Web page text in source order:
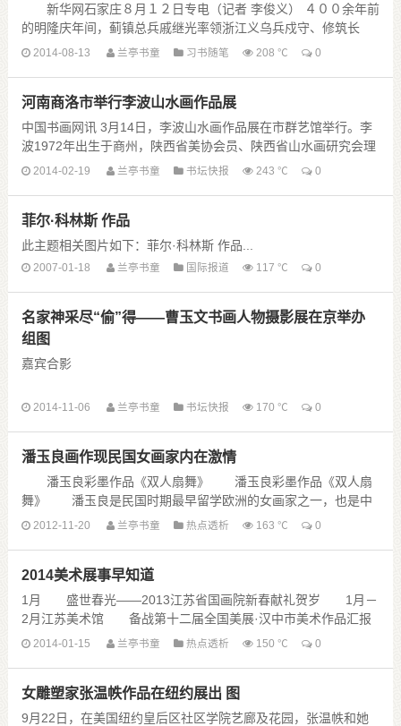
了。简化字比繁体字好学吗？简化字书法的艺术性不如繁体字
吗？繁简字不能共存吗？等等， ......
新华网石家庄８月１２日专电（记者 李俊义） ４００余年前
的明隆庆年间，蓟镇总兵戚继光率领浙江义乌兵戍守、修筑长
城，义乌兵后裔在长城沿线扎根繁衍；长城成为亲情的纽带，河
2014-08-13 兰亭书童 习书随笔 208 ℃ 0
河南商洛市举行李波山水画作品展
中国书画网讯 3月14日，李波山水画作品展在市群艺馆举行。李
波1972年出生于商州，陕西省美协会员、陕西省山水画研究会理
事，1993年毕业于西安美术学院，现就职于西安建筑科技大学艺
2014-02-19 兰亭书童 书坛快报 243 ℃ 0
菲尔·科林斯 作品
此主题相关图片如下：菲尔·科林斯 作品...
2007-01-18 兰亭书童 国际报道 117 ℃ 0
名家神采尽“偷”得——曹玉文书画人物摄影展在京举办
组图
嘉宾合影
开幕式现场
作品点评会现场
11月4日， “丹青影?玉文镜头里的书画人物”摄影展，在燕京书画
艺术馆举行，展出了曹玉文拍摄的84幅肖像作品，包括黄永玉、
2014-11-06 兰亭书童 书坛快报 170 ℃ 0
潘玉良画作现民国女画家内在激情
潘玉良彩墨作品《双人扇舞》 潘玉良彩墨作品《双人扇
舞》 潘玉良是民国时期最早留学欧洲的女画家之一，也是中
国现代油画的奠基者和开拓者之一，电影《画魂》即以她为原型
2012-11-20 兰亭书童 热点透析 163 ℃ 0
2014美术展事早知道
1月 盛世春光——2013江苏省国画院新春献礼贺岁 1月－
2月江苏美术馆 备战第十二届全国美展·汉中市美术作品汇报
展 1月7日－13日陕西美术馆 孙安......
2014-01-15 兰亭书童 热点透析 150 ℃ 0
女雕塑家张温帙作品在纽约展出 图
9月22日，在美国纽约皇后区社区学院艺廊及花园，张温帙和她